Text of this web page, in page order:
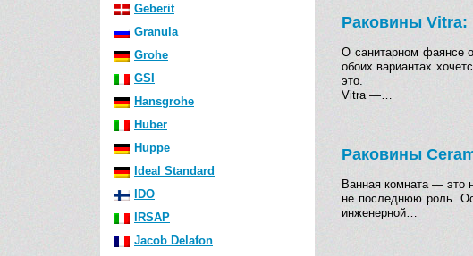
Geberit
Granula
Grohe
GSI
Hansgrohe
Huber
Huppe
Ideal Standard
IDO
IRSAP
Jacob Delafon
Раковины
О санитарном фаянсе
обоих вариантах
это.
Vitra —…
Раковины
Ванная комната — это
не последнюю роль.
инженерной…